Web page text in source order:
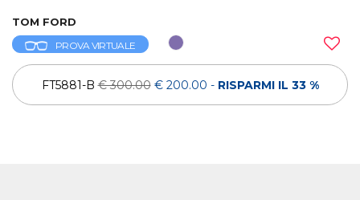
TOM FORD
PROVA VIRTUALE
FT5881-B€ 300.00 € 200.00 - RISPARMI IL 33 %